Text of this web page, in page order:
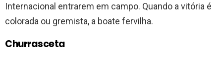
Internacional entrarem em campo. Quando a vitória é
colorada ou gremista, a boate fervilha.
Churrasceta